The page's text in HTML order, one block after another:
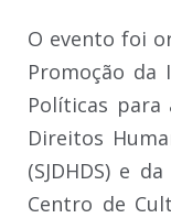
O evento foi
Promoção da
Políticas para
Direitos
(SJDHDS) e
Centro de